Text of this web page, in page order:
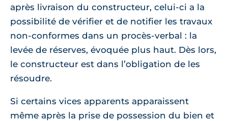
après livraison du constructeur, celui-ci a la
possibilité de vérifier et de notifier les travaux
non-conformes dans un procès-verbal : la
levée de réserves, évoquée plus haut. Dès lors,
le constructeur est dans l’obligation de les
résoudre.
Si certains vices apparents apparaissent
même après la prise de possession du bien et